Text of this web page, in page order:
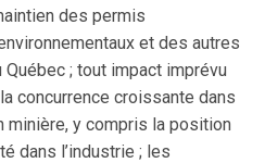
des permis
et des autres
; tout impact imprévu
concurrence croissante dans
minière, y compris la position
dans l’industrie ; les